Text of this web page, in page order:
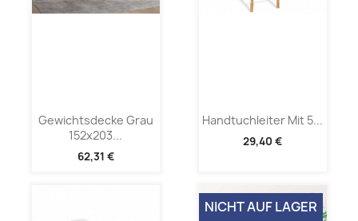
Gewichtsdecke Grau
152x203...
62,31 €
Handtuchleiter Mit 5...
29,40 €
NICHT AUF LAGER